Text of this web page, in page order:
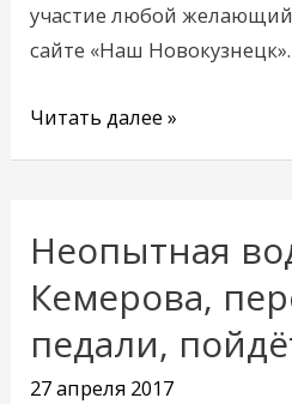
участие любой
сайте «Наш
Читать далее »
Неопытная
Кемерова,
педали,
27 апреля 2017
Неопытная
из
Кемерова,
перепутавшая